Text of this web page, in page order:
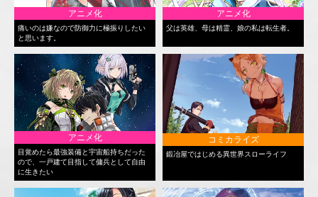
アニメ化
痛いのは嫌なので防御力に極振りしたい
と思います。
アニメ化
父は英雄、母は精霊、娘の私は転生者。
アニメ化
目覚めたら最強装備と宇宙船持ちだった
ので、一戸建て目指して傭兵として自由
に生きたい
コミカライズ
鍛冶屋ではじめる異世界スローライフ